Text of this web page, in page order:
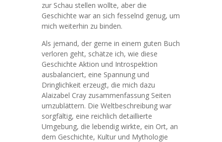
zur Schau stellen wollte, aber die
Geschichte war an sich fesselnd genug, um
mich weiterhin zu binden.
Als jemand, der gerne in einem guten Buch
verloren geht, schätze ich, wie diese
Geschichte Aktion und Introspektion
ausbalanciert, eine Spannung und
Dringlichkeit erzeugt, die mich dazu
Alaizabel Cray zusammenfassung Seiten
umzublättern. Die Weltbeschreibung war
sorgfältig, eine reichlich detaillierte
Umgebung, die lebendig wirkte, ein Ort, an
dem Geschichte, Kultur und Mythologie